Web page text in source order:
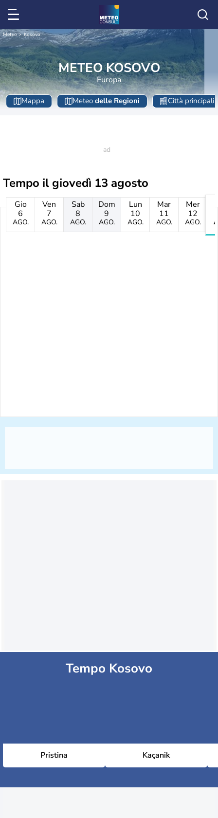
Meteo Kosovo
METEO KOSOVO
Europa
Mappa Meteo delle Regioni Città principali
Tempo il giovedì 13 agosto
Gio
6
AGO.
Ven
7
AGO.
Sab
8
AGO.
Dom
9
AGO.
Lun
10
AGO.
Mar
11
AGO.
Mer
12
AGO.
Tempo Kosovo
Pristina Kaçanik